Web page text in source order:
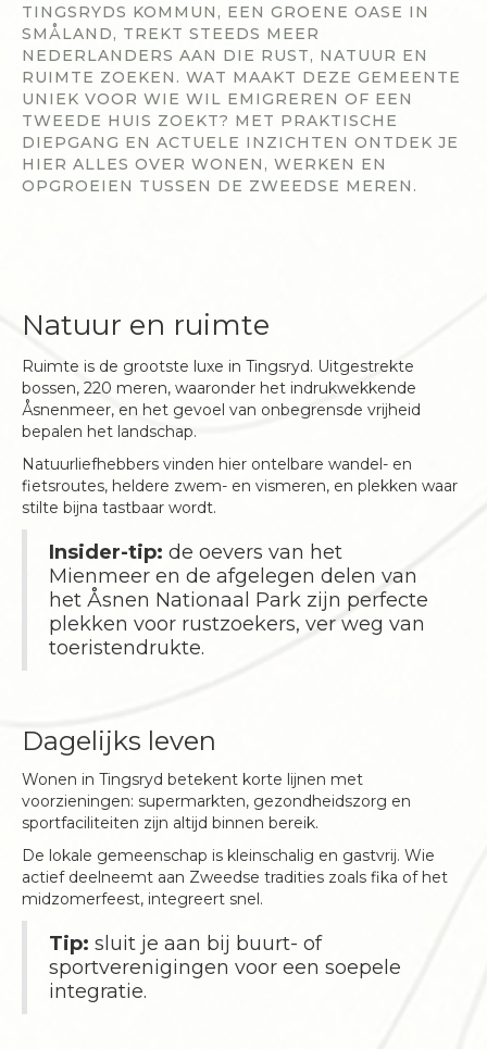
TINGSRYDS KOMMUN, EEN GROENE OASE IN
SMÅLAND, TREKT STEEDS MEER
NEDERLANDERS AAN DIE RUST, NATUUR EN
RUIMTE ZOEKEN. WAT MAAKT DEZE GEMEENTE
UNIEK VOOR WIE WIL EMIGREREN OF EEN
TWEEDE HUIS ZOEKT? MET PRAKTISCHE
DIEPGANG EN ACTUELE INZICHTEN ONTDEK JE
HIER ALLES OVER WONEN, WERKEN EN
OPGROEIEN TUSSEN DE ZWEEDSE MEREN.
Natuur en ruimte
Ruimte is de grootste luxe in Tingsryd. Uitgestrekte
bossen, 220 meren, waaronder het indrukwekkende
Åsnenmeer, en het gevoel van onbegrensde vrijheid
bepalen het landschap.
Natuurliefhebbers vinden hier ontelbare wandel- en
fietsroutes, heldere zwem- en vismeren, en plekken waar
stilte bijna tastbaar wordt.
Insider-tip: de oevers van het
Mienmeer en de afgelegen delen van
het Åsnen Nationaal Park zijn perfecte
plekken voor rustzoekers, ver weg van
toeristendrukte.
Dagelijks leven
Wonen in Tingsryd betekent korte lijnen met
voorzieningen: supermarkten, gezondheidszorg en
sportfaciliteiten zijn altijd binnen bereik.
De lokale gemeenschap is kleinschalig en gastvrij. Wie
actief deelneemt aan Zweedse tradities zoals fika of het
midzomerfeest, integreert snel.
Tip: sluit je aan bij buurt- of
sportverenigingen voor een soepele
integratie.